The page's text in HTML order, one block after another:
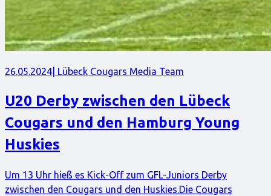
26.05.2024 | Lübeck Cougars Media Team
U20 Derby zwischen den Lübeck
Cougars und den Hamburg Young
Huskies
Um 13 Uhr hieß es Kick-Off zum GFL-Juniors Derby
zwischen den Cougars und den Huskies.Die Cougars